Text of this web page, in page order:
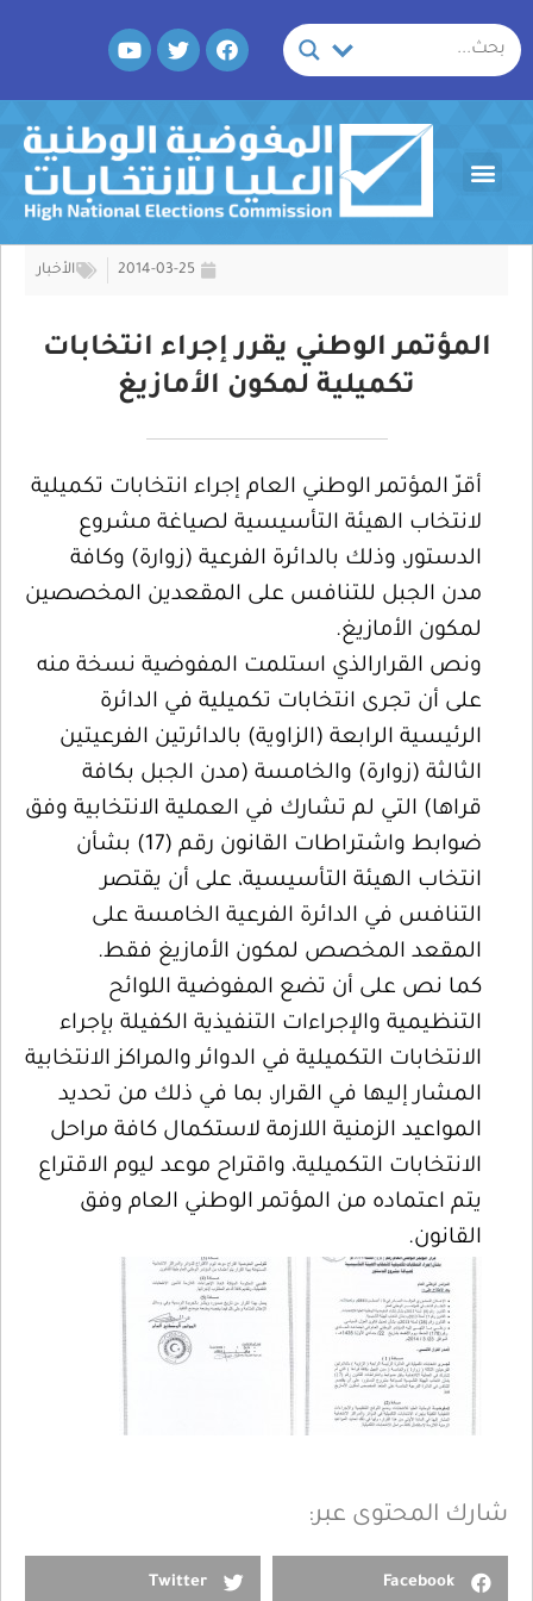
إلى
المحتوى
F
a
e
b
o
o
k
T
w
t
t
e
r
Y
o
t
b
e
Menu
2014-03-25 الأخبار
المؤتمر الوطني يقرر إجراء انتخابات
تكميلية لمكون الأمازيغ
أقرّ المؤتمر الوطني العام إجراء انتخابات تكميلية
لانتخاب الهيئة التأسيسية لصياغة مشروع
الدستور، وذلك بالدائرة الفرعية (زوارة) وكافة
مدن الجبل للتنافس على المقعدين المخصصين
لمكون الأمازيغ.
ونص القرارالذي استلمت المفوضية نسخة منه
على أن تجرى انتخابات تكميلية في الدائرة
الرئيسية الرابعة (الزاوية) بالدائرتين الفرعيتين
الثالثة (زوارة) والخامسة (مدن الجبل بكافة
قراها) التي لم تشارك في العملية الانتخابية وفق
ضوابط واشتراطات القانون رقم (17) بشأن
انتخاب الهيئة التأسيسية، على أن يقتصر
التنافس في الدائرة الفرعية الخامسة على
المقعد المخصص لمكون الأمازيغ فقط.
كما نص على أن تضع المفوضية اللوائح
التنظيمية والإجراءات التنفيذية الكفيلة بإجراء
الانتخابات التكميلية في الدوائر والمراكز الانتخابية
المشار إليها في القرار، بما في ذلك من تحديد
المواعيد الزمنية اللازمة لاستكمال كافة مراحل
الانتخابات التكميلية، واقتراح موعد ليوم الاقتراع
يتم اعتماده من المؤتمر الوطني العام وفق
القانون.
شارك المحتوى عبر:
Facebook
Twitter